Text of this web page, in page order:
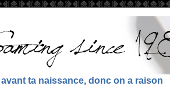
ta naissance, donc on a raison